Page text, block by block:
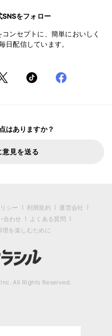
SNSをフォロー
ンセプトに、簡単においしく
日配信しています。
はありますか？
意見を送る
シー 利用規約
運営会社
合わせ
よくある質問
理を楽しむために
All Rights Reserved.